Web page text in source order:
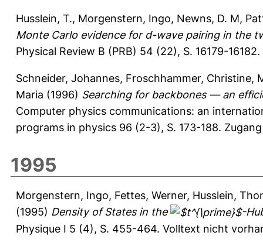
Husslein, T., Morgenstern, Ingo, Newns, D. M,
Monte Carlo evidence for d-wave pairing in the
Physical Review B (PRB) 54 (22), S. 16179-16182.
Schneider, Johannes, Froschhammer, Christine,
Maria (1996) Searching for backbones — an
Computer physics communications: an
programs in physics 96 (2-3), S. 173-188.
1995
Morgenstern, Ingo, Fettes, Werner, Husslein,
(1995) Density of States in the
-
Physique I 5 (4), S. 455-464. Volltext nicht